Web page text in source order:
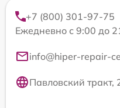
+7 (800) 301-97-75
Ежедневно с 9:00 до
info@hiper-repair-
Павловский тракт,